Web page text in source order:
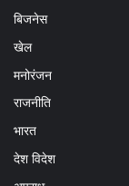
बिजनेस
खेल
मनोरंजन
राजनीति
भारत
देश विदेश